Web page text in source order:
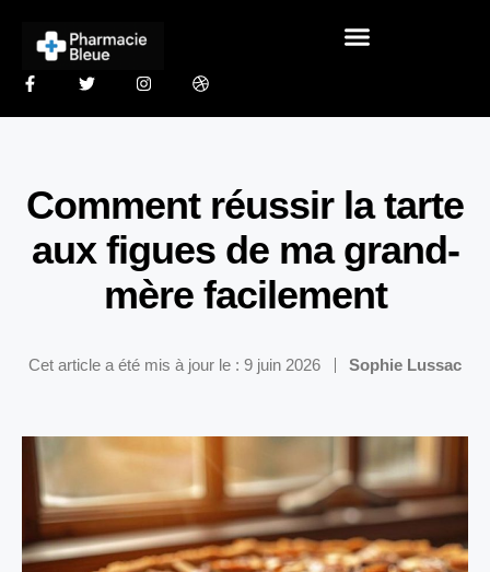
Comment réussir la tarte
aux figues de ma grand-
mère facilement
Cet article a été mis à jour le : 9 juin 2026 Sophie Lussac